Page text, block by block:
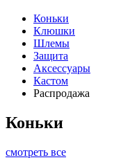
Коньки
Клюшки
Шлемы
Защита
Аксессуары
Кастом
Распродажа
Коньки
смотреть все